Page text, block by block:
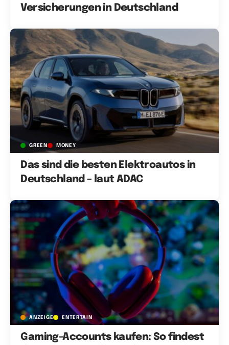
Versicherungen in Deutschland
GREEN MONEY
Das sind die besten Elektroautos in
Deutschland – laut ADAC
ANZEIGE ENTERTAIN
Gaming-Accounts kaufen: So findest